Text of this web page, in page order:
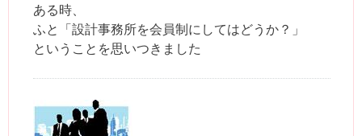
ある時、
ふと「設計事務所を会員制にしてはどうか？」
ということを思いつきました